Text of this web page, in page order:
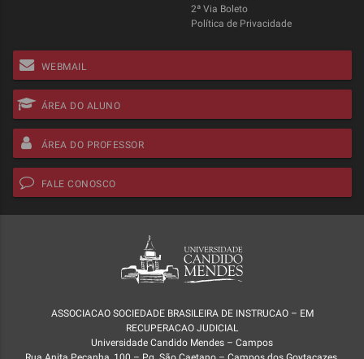
2ª Via Boleto
Política de Privacidade
WEBMAIL
ÁREA DO ALUNO
ÁREA DO PROFESSOR
FALE CONOSCO
ASSOCIACAO SOCIEDADE BRASILEIRA DE INSTRUCAO – EM
RECUPERACAO JUDICIAL
Universidade Candido Mendes – Campos